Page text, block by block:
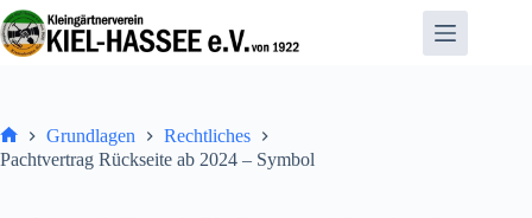
Zum
Inhalt
springen
Home
Grundlagen
Rechtliches
Pachtvertrag Rückseite ab 2024 – Symbol